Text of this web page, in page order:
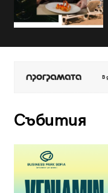
Събития